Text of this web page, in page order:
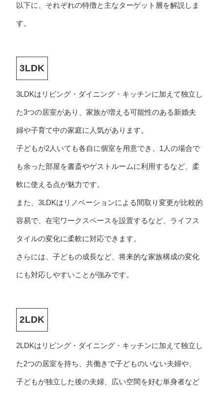
以下に、それぞれの特徴と主なターゲット層を解説しま
す。
3LDK
3LDKはリビング・ダイニング・キッチンに加えて独立し
た3つの居室があり、家族が増える可能性のある新婚夫
婦や子育て中の家庭に人気があります。
子どもが2人いても各自に個室を用意でき、1人の場合で
も余った部屋を書斎やゲストルームに利用するなど、柔
軟に使える点が魅力です。
また、3LDKはリノベーションによる間取り変更が比較的
容易で、在宅ワークスペースを設置するなど、ライフス
タイルの変化に柔軟に対応できます。
さらには、子どもの成長など、将来的な家族構成の変化
にも対応しやすいことが強みです。
2LDK
2LDKはリビング・ダイニング・キッチンに加えて独立し
た2つの居室を持ち、共働きで子どものいない夫婦や、
子どもが独立した後の夫婦、広い空間を好む単身者など